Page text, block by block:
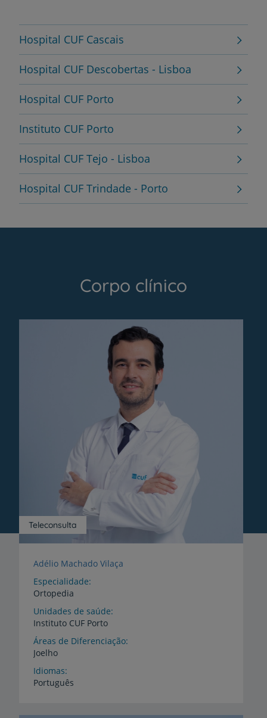
Hospital CUF Cascais
Hospital CUF Descobertas - Lisboa
Hospital CUF Porto
Instituto CUF Porto
Hospital CUF Tejo - Lisboa
Hospital CUF Trindade - Porto
Corpo clínico
Teleconsulta
Adélio Machado Vilaça
Especialidade
Ortopedia
Unidades de saúde
Instituto CUF Porto
Áreas de Diferenciação
Joelho
Idiomas
Português